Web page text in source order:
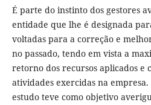
É parte do instinto dos gestores
entidade que lhe é designada
voltadas para a correção e
no passado, tendo em vista a
retorno dos recursos aplicados e
atividades exercidas na
estudo teve como objetivo